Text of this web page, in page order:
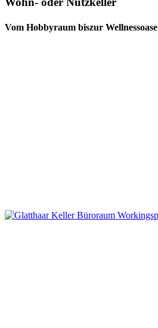
Vom Hobbyraum biszur Wellnessoase